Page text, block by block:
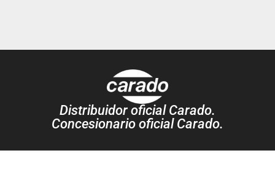
Distribuidor oficial Carado.
Concesionario oficial Carado.